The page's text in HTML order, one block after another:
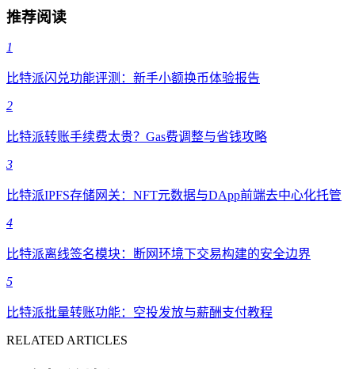
推荐阅读
1
比特派闪兑功能评测：新手小额换币体验报告
2
比特派转账手续费太贵？Gas费调整与省钱攻略
3
比特派IPFS存储网关：NFT元数据与DApp前端去中心化托管
4
比特派离线签名模块：断网环境下交易构建的安全边界
5
比特派批量转账功能：空投发放与薪酬支付教程
RELATED ARTICLES